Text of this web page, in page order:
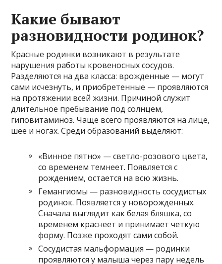
Какие бывают
разновидности родинок?
Красные родинки возникают в результате
нарушения работы кровеносных сосудов.
Разделяются на два класса: врожденные — могут
сами исчезнуть, и приобретенные — проявляются
на протяжении всей жизни. Причиной служит
длительное пребывание под солнцем,
гиповитаминоз. Чаще всего проявляются на лице,
шее и ногах. Среди образований выделяют:
«Винное пятно» — светло-розового цвета,
со временем темнеет. Появляется с
рождением, остается на всю жизнь.
Гемангиомы — разновидность сосудистых
родинок. Появляется у новорожденных.
Сначала выглядит как белая бляшка, со
временем краснеет и принимает четкую
форму. Позже проходят сами собой.
Сосудистая мальформация — родинки
проявляются у малыша через пару недель